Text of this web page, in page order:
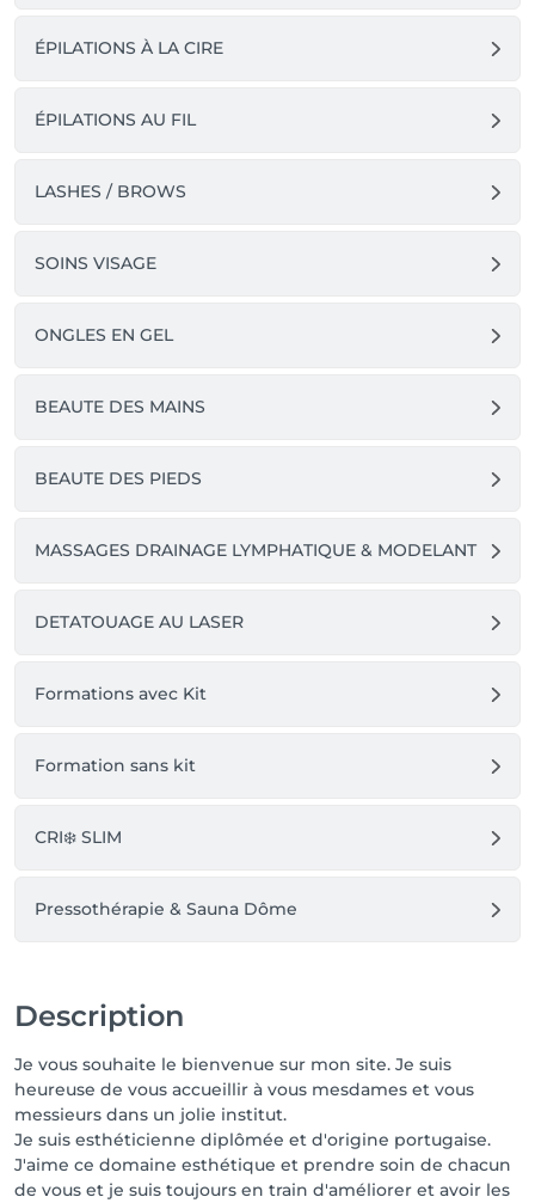
ÉPILATIONS À LA CIRE
ÉPILATIONS AU FIL
LASHES / BROWS
SOINS VISAGE
ONGLES EN GEL
BEAUTE DES MAINS
BEAUTE DES PIEDS
MASSAGES DRAINAGE LYMPHATIQUE & MODELANT
DETATOUAGE AU LASER
Formations avec Kit
Formation sans kit
CRI❄️ SLIM
Pressothérapie & Sauna Dôme
Description
Je vous souhaite le bienvenue sur mon site. Je suis
heureuse de vous accueillir à vous mesdames et vous
messieurs dans un jolie institut.
Je suis esthéticienne diplômée et d'origine portugaise.
J'aime ce domaine esthétique et prendre soin de chacun
de vous et je suis toujours en train d'améliorer et avoir les